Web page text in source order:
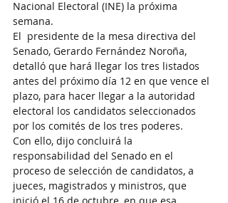
Nacional Electoral (INE) la próxima
semana.
El  presidente de la mesa directiva del
Senado, Gerardo Fernández Noroña,
detalló que hará llegar los tres listados
antes del próximo día 12 en que vence el
plazo, para hacer llegar a la autoridad
electoral los candidatos seleccionados
por los comités de los tres poderes.
Con ello, dijo concluirá la
responsabilidad del Senado en el
proceso de selección de candidatos, a
jueces, magistrados y ministros, que